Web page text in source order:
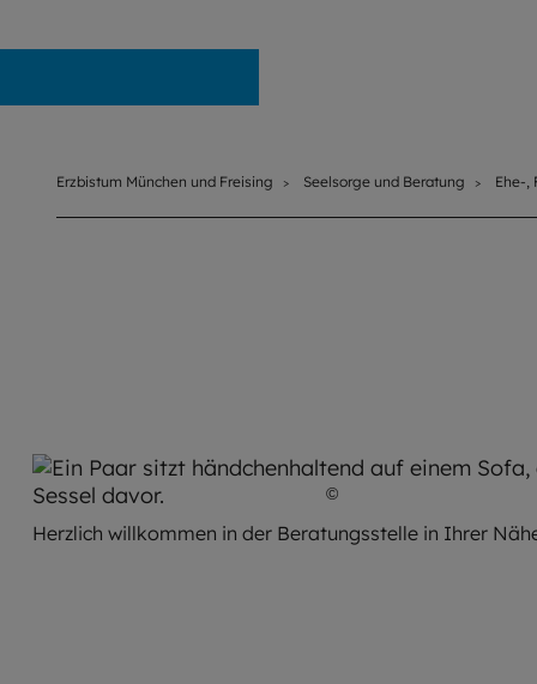
Erzbistum München und Freising Seelsorge und Beratung Ehe-,
©
Herzlich willkommen in der Beratungsstelle in Ihrer